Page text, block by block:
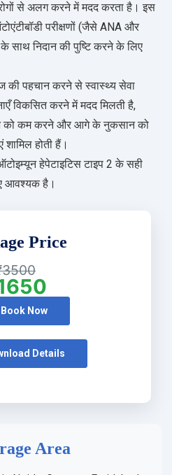
से अलग करने में मदद करता है। इस
परीक्षणों (जैसे ANA और
साथ निदान की पुष्टि करने के लिए
की पहचान करने से स्वास्थ्य सेवा
विकसित करने में मदद मिलती है,
को कम करने और आगे के नुकसान को
होती हैं।
हेपेटाइटिस टाइप 2 के सही
आवश्यक है।
Price
Book Now
Details
Area